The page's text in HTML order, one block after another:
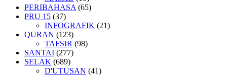
PERIBAHASA (65)
PRU 15 (37)
INFOGRAFIK (21)
QURAN (123)
TAFSIR (98)
SANTAI (277)
SELAK (689)
D'UTUSAN (41)